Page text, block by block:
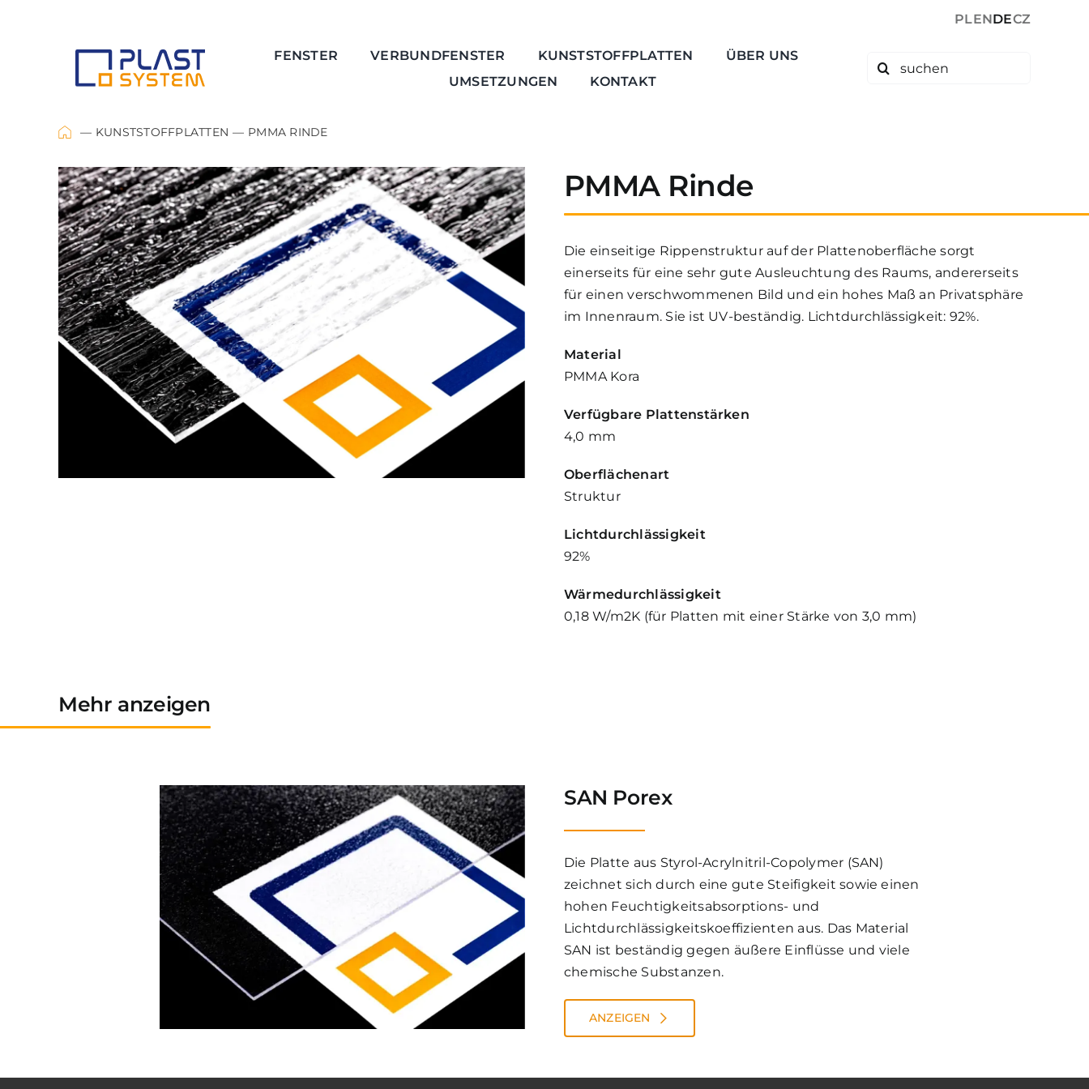
PLENDECZ
FENSTER VERBUNDFENSTER KUNSTSTOFFPLATTEN
ÜBER UNS
UMSETZUNGEN
KONTAKT
Search
KUNSTSTOFFPLATTEN PMMA RINDE
PMMA Rinde
Die einseitige Rippenstruktur auf der Plattenoberfläche sorgt
einerseits für eine sehr gute Ausleuchtung des Raums, andererseits
für einen verschwommenen Bild und ein hohes Maß an Privatsphäre
im Innenraum. Sie ist UV-beständig. Lichtdurchlässigkeit: 92%.
Material
PMMA Kora
Verfügbare Plattenstärken
4,0 mm
Oberflächenart
Struktur
Lichtdurchlässigkeit
92%
Wärmedurchlässigkeit
0,18 W/m2K (für Platten mit einer Stärke von 3,0 mm)
Mehr anzeigen
SAN Porex
Die Platte aus Styrol-Acrylnitril-Copolymer (SAN)
zeichnet sich durch eine gute Steifigkeit sowie einen
hohen Feuchtigkeitsabsorptions- und
Lichtdurchlässigkeitskoeffizienten aus. Das Material
SAN ist beständig gegen äußere Einflüsse und viele
chemische Substanzen.
ANZEIGEN